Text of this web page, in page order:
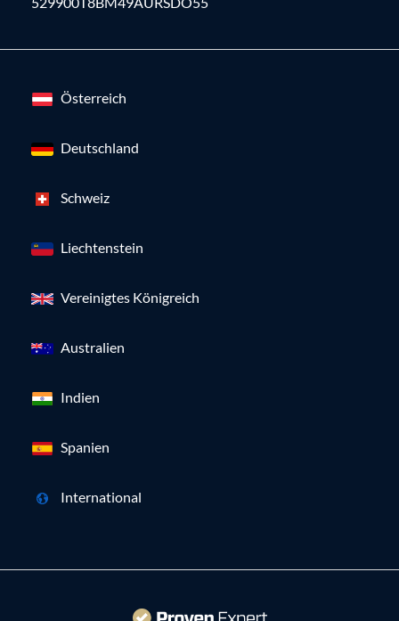
Österreich
Deutschland
Schweiz
Liechtenstein
Vereinigtes Königreich
Australien
Indien
Spanien
International